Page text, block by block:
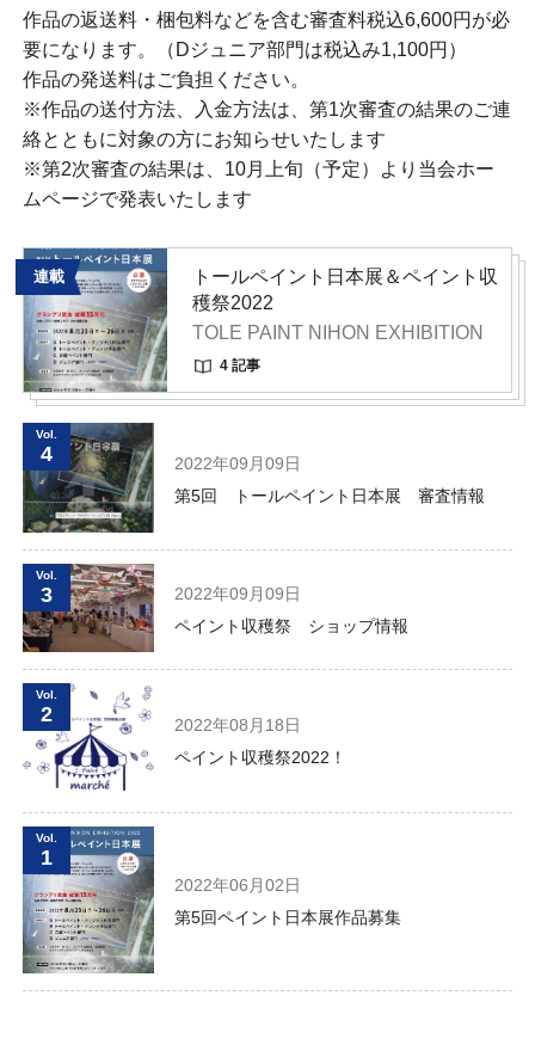
作品の返送料・梱包料などを含む審査料税込6,600円が必
要になります。（Dジュニア部門は税込み1,100円）
作品の発送料はご負担ください。
※作品の送付方法、入金方法は、第1次審査の結果のご連
絡とともに対象の方にお知らせいたします
※第2次審査の結果は、10月上旬（予定）より当会ホー
ムページで発表いたします
連載
トールペイント日本展＆ペイント収
穫祭2022
TOLE PAINT NIHON EXHIBITION
4 記事
Vol.
4
2022年09月09日
第5回 トールペイント日本展 審査情報
Vol.
3
2022年09月09日
ペイント収穫祭 ショップ情報
Vol.
2
2022年08月18日
ペイント収穫祭2022！
Vol.
1
2022年06月02日
第5回ペイント日本展作品募集